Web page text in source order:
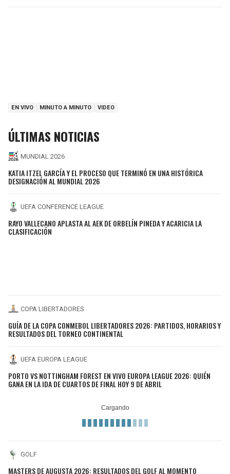
EN VIVO MINUTO A MINUTO VIDEO
ÚLTIMAS NOTICIAS
MUNDIAL 2026
KATIA ITZEL GARCÍA Y EL PROCESO QUE TERMINÓ EN UNA HISTÓRICA
DESIGNACIÓN AL MUNDIAL 2026
UEFA CONFERENCE LEAGUE
RAYO VALLECANO APLASTA AL AEK DE ORBELÍN PINEDA Y ACARICIA LA
CLASIFICACIÓN
COPA LIBERTADORES
GUÍA DE LA COPA CONMEBOL LIBERTADORES 2026: PARTIDOS, HORARIOS Y
RESULTADOS DEL TORNEO CONTINENTAL
UEFA EUROPA LEAGUE
PORTO VS NOTTINGHAM FOREST EN VIVO EUROPA LEAGUE 2026: QUIÉN
GANA EN LA IDA DE CUARTOS DE FINAL HOY 9 DE ABRIL
GOLF
MASTERS DE AUGUSTA 2026: RESULTADOS DEL GOLF AL MOMENTO